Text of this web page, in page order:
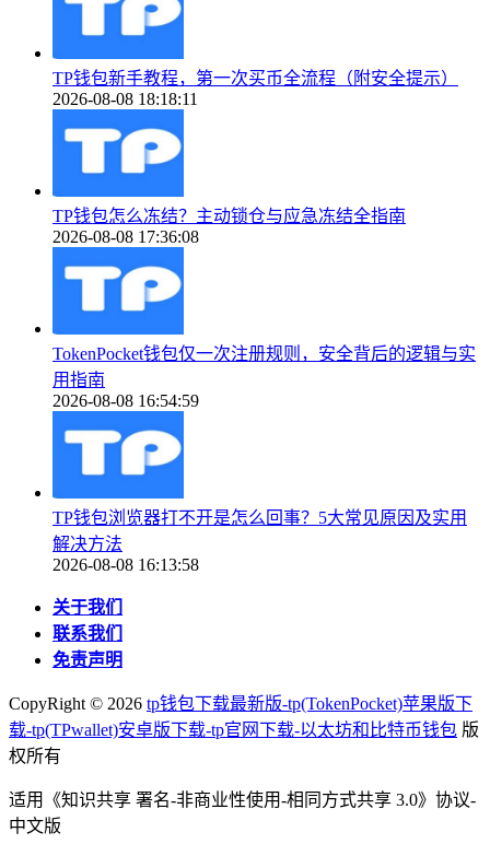
TP钱包新手教程，第一次买币全流程（附安全提示）
2026-08-08 18:18:11
TP钱包怎么冻结？主动锁仓与应急冻结全指南
2026-08-08 17:36:08
TokenPocket钱包仅一次注册规则，安全背后的逻辑与实
用指南
2026-08-08 16:54:59
TP钱包浏览器打不开是怎么回事？5大常见原因及实用
解决方法
2026-08-08 16:13:58
关于我们
联系我们
免责声明
CopyRight © 2026 tp钱包下载最新版-tp(TokenPocket)苹果版下
载-tp(TPwallet)安卓版下载-tp官网下载-以太坊和比特币钱包 版
权所有
适用《知识共享 署名-非商业性使用-相同方式共享 3.0》协议-
中文版